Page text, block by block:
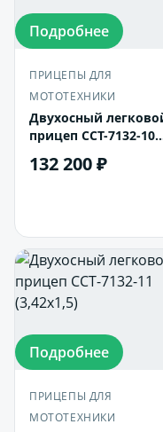
Подробнее
ПРИЦЕПЫ ДЛЯ
МОТОТЕХНИКИ
Двухосный
прицеп ССТ-7132-10
132 200 ₽
Подробнее
ПРИЦЕПЫ ДЛЯ
МОТОТЕХНИКИ